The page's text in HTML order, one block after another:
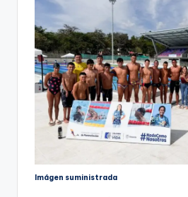
Imágen suministrada